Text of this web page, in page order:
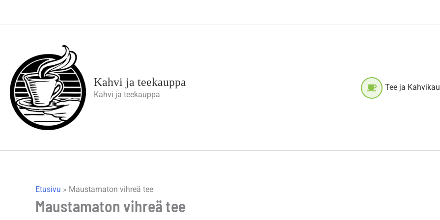
Kahvi ja teekauppa
Kahvi ja teekauppa
Tee ja
Etusivu » Maustamaton vihreä tee
Maustamaton vihreä tee